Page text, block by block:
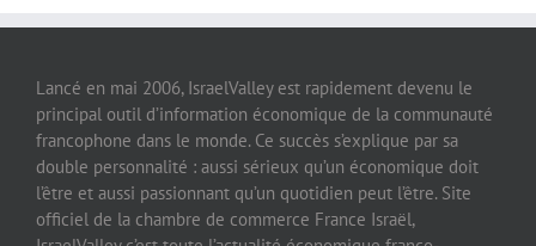
Lancé en mai 2006, IsraelValley est rapidement devenu le
principal outil d’information économique de la communauté
francophone dans le monde. Ce succès s’explique par sa
double personnalité : aussi sérieux qu’un économique doit
l’être et aussi passionnant qu’un quotidien peut l’être. Site
officiel de la chambre de commerce France Israël,